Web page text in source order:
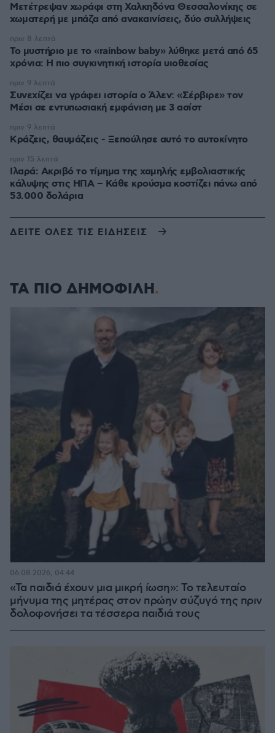
Μετέτρεψαν χωράφι στη Χαλκηδόνα Θεσσαλονίκης σε
χωματερή με μπάζα από ανακαινίσεις, δύο συλλήψεις
Το μυστήριο με το «rainbow baby» λύθηκε μετά από 65
χρόνια: Η πιο συγκινητική ιστορία υιοθεσίας
πριν 8 λεπτά
Συνεχίζει να γράφει ιστορία ο Άλεν: «Σέρβιρε» τον
Μέσι σε εντυπωσιακή εμφάνιση με 3 ασίστ
πριν 9 λεπτά
Κράζεις, θαυμάζεις - Ξεπούλησε αυτό το αυτοκίνητο
πριν 9 λεπτά
Ιλαρά: Ακριβό το τίμημα της χαμηλής εμβολιαστικής
κάλυψης στις ΗΠΑ – Κάθε κρούσμα κοστίζει πάνω από
53.000 δολάρια
πριν 15 λεπτά
ΔΕΙΤΕ ΟΛΕΣ ΤΙΣ ΕΙΔΗΣΕΙΣ
ΤΑ ΠΙΟ ΔΗΜΟΦΙΛΗ
«Τα παιδιά έχουν μια μικρή ίωση»: Το τελευταίο
μήνυμα της μητέρας στον πρώην σύζυγό της πριν
δολοφονήσει τα τέσσερα παιδιά τους
06.08.2026, 04:44